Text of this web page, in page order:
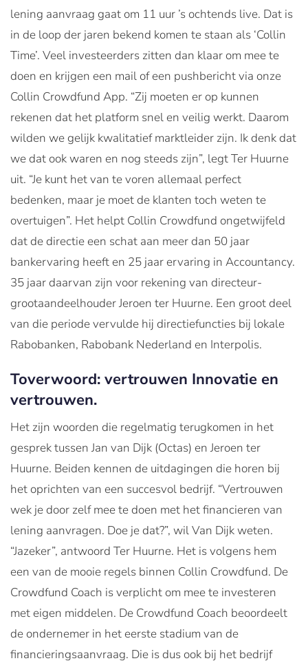
lening aanvraag gaat om 11 uur ’s ochtends live. Dat is
in de loop der jaren bekend komen te staan als ‘Collin
Time’. Veel investeerders zitten dan klaar om mee te
doen en krijgen een mail of een pushbericht via onze
Collin Crowdfund App. “Zij moeten er op kunnen
rekenen dat het platform snel en veilig werkt. Daarom
wilden we gelijk kwalitatief marktleider zijn. Ik denk dat
we dat ook waren en nog steeds zijn”, legt Ter Huurne
uit. “Je kunt het van te voren allemaal perfect
bedenken, maar je moet de klanten toch weten te
overtuigen”. Het helpt Collin Crowdfund ongetwijfeld
dat de directie een schat aan meer dan 50 jaar
bankervaring heeft en 25 jaar ervaring in Accountancy.
35 jaar daarvan zijn voor rekening van directeur-
grootaandeelhouder Jeroen ter Huurne. Een groot deel
van die periode vervulde hij directiefuncties bij lokale
Rabobanken, Rabobank Nederland en Interpolis.
Toverwoord: vertrouwen Innovatie en
vertrouwen.
Het zijn woorden die regelmatig terugkomen in het
gesprek tussen Jan van Dijk (Octas) en Jeroen ter
Huurne. Beiden kennen de uitdagingen die horen bij
het oprichten van een succesvol bedrijf. “Vertrouwen
wek je door zelf mee te doen met het financieren van
lening aanvragen. Doe je dat?”, wil Van Dijk weten.
“Jazeker”, antwoord Ter Huurne. Het is volgens hem
een van de mooie regels binnen Collin Crowdfund. De
Crowdfund Coach is verplicht om mee te investeren
met eigen middelen. De Crowdfund Coach beoordeelt
de ondernemer in het eerste stadium van de
financieringsaanvraag. Die is dus ook bij het bedrijf